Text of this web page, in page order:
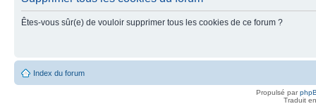
Êtes-vous sûr(e) de vouloir supprimer tous les cookies de ce forum ?
Index du forum
Propulsé par
Traduit